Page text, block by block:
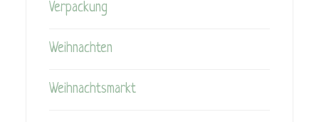
Verpackung
Weihnachten
Weihnachtsmarkt